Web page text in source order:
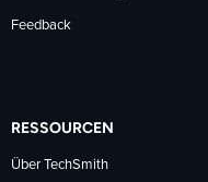
Feedback
RESSOURCEN
Über TechSmith